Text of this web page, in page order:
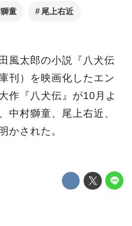
童 尾上右近
風太郎の小説『八犬伝
刊）を映画化したエン
作『八犬伝』が10月よ
中村獅童、尾上右近、
かされた。